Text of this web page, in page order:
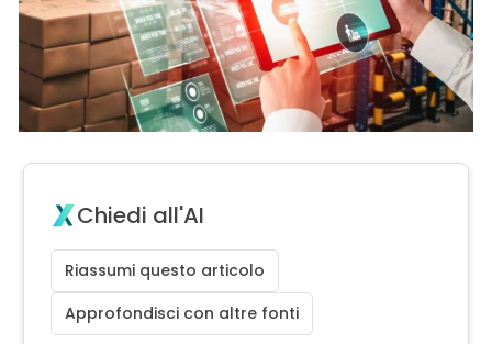
Chiedi all'AI
Riassumi questo articolo
Approfondisci con altre fonti